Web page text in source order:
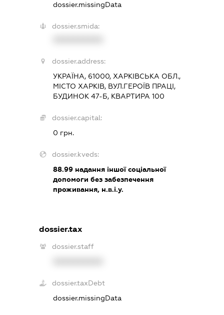
dossier.missingData
dossier.smida:
dossier.address:
УКРАЇНА, 61000, ХАРКІВСЬКА ОБЛ.,
МІСТО ХАРКІВ, ВУЛ.ГЕРОЇВ ПРАЦІ,
БУДИНОК 47-Б, КВАРТИРА 100
dossier.capital:
0 грн.
dossier.kveds:
88.99 надання іншої соціальної
допомоги без забезпечення
проживання, н.в.і.у.
dossier.tax
dossier.staff
dossier.taxDebt
dossier.missingData